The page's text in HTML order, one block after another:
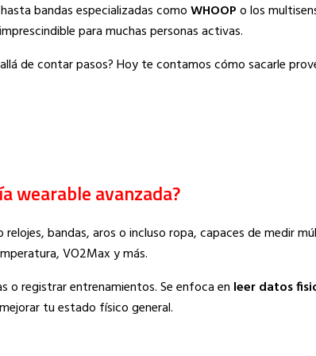
hasta bandas especializadas comoWHOOPo los
para muchas personas activas.
de contar pasos? Hoy te contamos cómo sacarle
wearable avanzada?
bandas, aros o incluso ropa, capaces de medir
VO2Max y más.
o registrar entrenamientos. Se enfoca en leer datos
tu estado físico general.